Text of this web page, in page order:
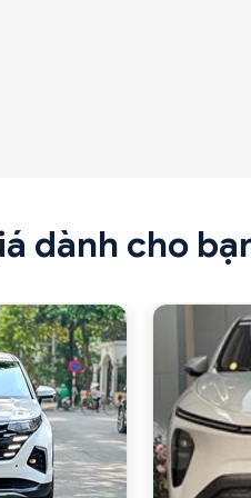
dành cho